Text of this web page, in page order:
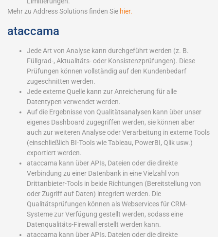
Mehr zu Address Solutions finden Sie hier.
ataccama
Jede Art von Analyse kann durchgeführt werden (z. B.
Füllgrad-, Aktualitäts- oder Konsistenzprüfungen). Diese
Prüfungen können vollständig auf den Kundenbedarf
zugeschnitten werden.
Jede externe Quelle kann zur Anreicherung für alle
Datentypen verwendet werden.
Auf die Ergebnisse von Qualitätsanalysen kann über unser
eigenes Dashboard zugegriffen werden, sie können aber
auch zur weiteren Analyse oder Verarbeitung in externe Tools
(einschließlich BI-Tools wie Tableau, PowerBI, Qlik usw.)
exportiert werden.
ataccama kann über APIs, Dateien oder die direkte
Verbindung zu einer Datenbank in eine Vielzahl von
Drittanbieter-Tools in beide Richtungen (Bereitstellung von
oder Zugriff auf Daten) integriert werden. Die
Qualitätsprüfungen können als Webservices für CRM-
Systeme zur Verfügung gestellt werden, sodass eine
Datenqualitäts-Firewall erstellt werden kann.
ataccama kann über APIs, Dateien oder die direkte